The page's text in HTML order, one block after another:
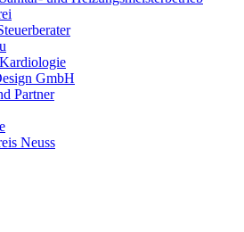
GmbH
Partner
Neuss